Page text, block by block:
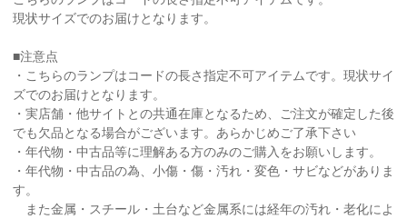
現状サイズでのお届けとなります。
■注意点
・こちらのランプはコードの長さ指定不可アイテムです。現状サイ
ズでのお届けとなります。
・実店舗・他サイトとの共通在庫となるため、ご注文が確定した後
でも欠品となる場合がございます。あらかじめご了承下さい
・年代物・中古品等に理解ある方のみのご購入をお願いします。
・年代物・中古品の為、小傷・傷・汚れ・変色・サビなどがありま
す。
また金属・スチール・土台など金属系には経年の汚れ・老化によ